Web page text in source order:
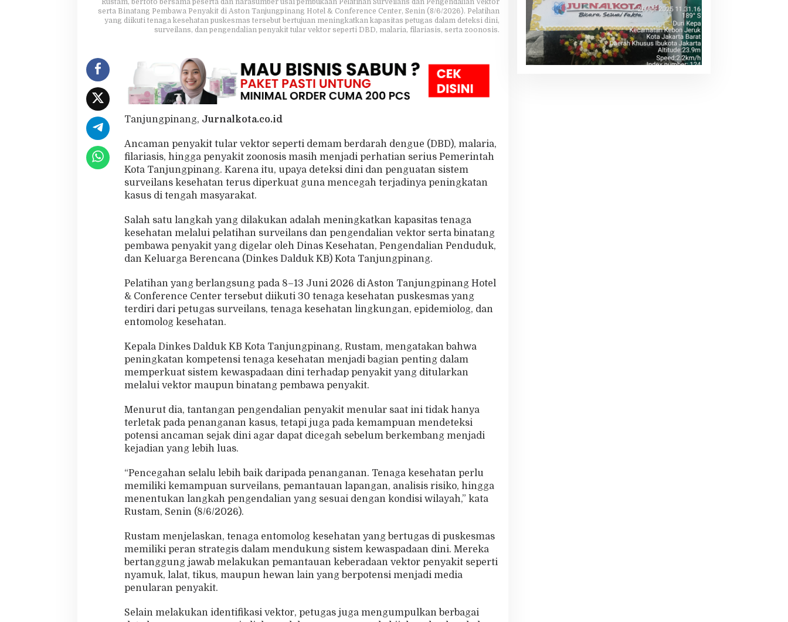
D
,
M
i
a
d
n
e
n
y
a
k
i
T
u
a
r
e
k
o
r
i
T
n
j
n
g
i
n
n
g
Rustam, berfoto bersama peserta dan narasumber usai pembukaan Pelatihan Surveilans dan Pengendalian Vektor
serta Binatang Pembawa Penyakit di Aston Tanjungpinang Hotel & Conference Center, Senin (8/6/2026). Pelatihan
yang diikuti tenaga kesehatan puskesmas tersebut bertujuan meningkatkan kapasitas petugas dalam deteksi dini,
surveilans, dan pengendalian penyakit tular vektor seperti DBD, malaria, filariasis, serta zoonosis.
Tanjungpinang, Jurnalkota.co.id
Ancaman penyakit tular vektor seperti demam berdarah dengue (DBD), malaria,
filariasis, hingga penyakit zoonosis masih menjadi perhatian serius Pemerintah
Kota Tanjungpinang. Karena itu, upaya deteksi dini dan penguatan sistem
surveilans kesehatan terus diperkuat guna mencegah terjadinya peningkatan
kasus di tengah masyarakat.
Salah satu langkah yang dilakukan adalah meningkatkan kapasitas tenaga
kesehatan melalui pelatihan surveilans dan pengendalian vektor serta binatang
pembawa penyakit yang digelar oleh Dinas Kesehatan, Pengendalian Penduduk,
dan Keluarga Berencana (Dinkes Dalduk KB) Kota Tanjungpinang.
Pelatihan yang berlangsung pada 8–13 Juni 2026 di Aston Tanjungpinang Hotel
& Conference Center tersebut diikuti 30 tenaga kesehatan puskesmas yang
terdiri dari petugas surveilans, tenaga kesehatan lingkungan, epidemiolog, dan
entomolog kesehatan.
Kepala Dinkes Dalduk KB Kota Tanjungpinang, Rustam, mengatakan bahwa
peningkatan kompetensi tenaga kesehatan menjadi bagian penting dalam
memperkuat sistem kewaspadaan dini terhadap penyakit yang ditularkan
melalui vektor maupun binatang pembawa penyakit.
Menurut dia, tantangan pengendalian penyakit menular saat ini tidak hanya
terletak pada penanganan kasus, tetapi juga pada kemampuan mendeteksi
potensi ancaman sejak dini agar dapat dicegah sebelum berkembang menjadi
kejadian yang lebih luas.
“Pencegahan selalu lebih baik daripada penanganan. Tenaga kesehatan perlu
memiliki kemampuan surveilans, pemantauan lapangan, analisis risiko, hingga
menentukan langkah pengendalian yang sesuai dengan kondisi wilayah,” kata
Rustam, Senin (8/6/2026).
Rustam menjelaskan, tenaga entomolog kesehatan yang bertugas di puskesmas
memiliki peran strategis dalam mendukung sistem kewaspadaan dini. Mereka
bertanggung jawab melakukan pemantauan keberadaan vektor penyakit seperti
nyamuk, lalat, tikus, maupun hewan lain yang berpotensi menjadi media
penularan penyakit.
Selain melakukan identifikasi vektor, petugas juga mengumpulkan berbagai